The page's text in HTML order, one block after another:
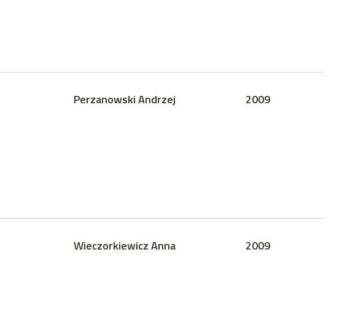
Perzanowski Andrzej 2009
Wieczorkiewicz Anna 2009